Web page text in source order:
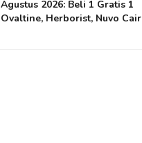
Agustus 2026: Beli 1 Gratis 1
Ovaltine, Herborist, Nuvo Cair